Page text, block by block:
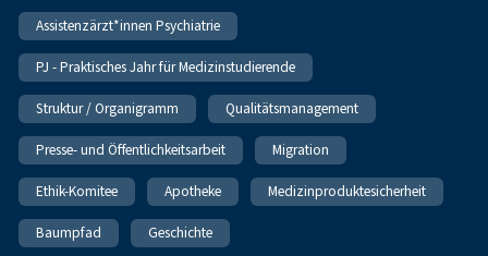
Assistenzärzt*innen Psychiatrie
PJ - Praktisches Jahr für Medizinstudierende
Struktur / Organigramm Qualitätsmanagement
Presse- und Öffentlichkeitsarbeit Migration
Ethik-Komitee Apotheke Medizinproduktesicherheit
Baumpfad Geschichte